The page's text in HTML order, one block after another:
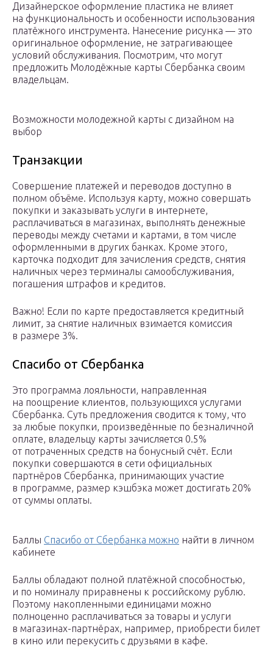
Дизайнерское оформление пластика не влияет
на функциональность и особенности использования
платёжного инструмента. Нанесение рисунка — это
оригинальное оформление, не затрагивающее
условий обслуживания. Посмотрим, что могут
предложить Молодёжные карты Сбербанка своим
владельцам.
Возможности молодежной карты с дизайном на
выбор
Транзакции
Совершение платежей и переводов доступно в
полном объёме. Используя карту, можно совершать
покупки и заказывать услуги в интернете,
расплачиваться в магазинах, выполнять денежные
переводы между счетами и картами, в том числе
оформленными в других банках. Кроме этого,
карточка подходит для зачисления средств, снятия
наличных через терминалы самообслуживания,
погашения штрафов и кредитов.
Важно! Если по карте предоставляется кредитный
лимит, за снятие наличных взимается комиссия
в размере 3%.
Спасибо от Сбербанка
Это программа лояльности, направленная
на поощрение клиентов, пользующихся услугами
Сбербанка. Суть предложения сводится к тому, что
за любые покупки, произведённые по безналичной
оплате, владельцу карты зачисляется 0.5%
от потраченных средств на бонусный счёт. Если
покупки совершаются в сети официальных
партнёров Сбербанка, принимающих участие
в программе, размер кэшбэка может достигать 20%
от суммы оплаты.
Баллы Спасибо от Сбербанка можно найти в личном
кабинете
Баллы обладают полной платёжной способностью,
и по номиналу приравнены к российскому рублю.
Поэтому накопленными единицами можно
полноценно расплачиваться за товары и услуги
в магазинах-партнёрах, например, приобрести билет
в кино или перекусить с друзьями в кафе.